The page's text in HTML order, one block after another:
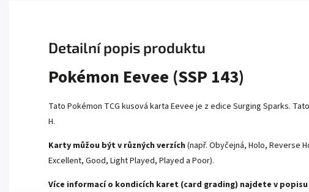
Detailní popis produktu
Pokémon Eevee (SSP 143)
Tato Pokémon TCG kusová karta Eevee je z edice Surging Sparks.
H.
Karty můžou být v různých verzích (např. Obyčejná, Holo, Reverse
Excellent, Good, Light Played, Played a Poor).
Více informací o kondicích karet (card grading) najdete v